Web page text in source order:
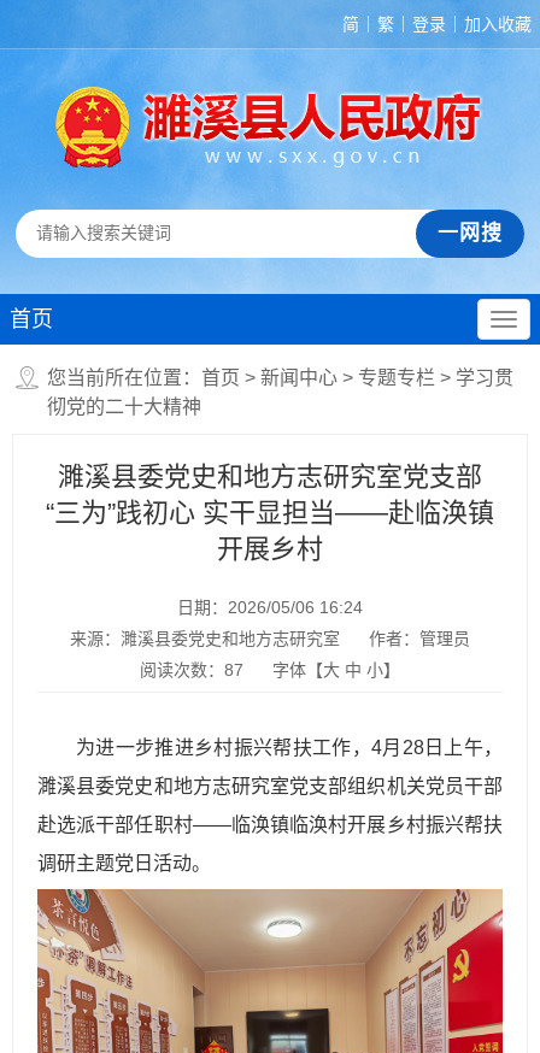
简 繁 登录 加入收藏
首页
您当前所在位置： 首页 > 新闻中心 > 专题专栏 > 学习贯
彻党的二十大精神
濉溪县委党史和地方志研究室党支部
“三为”践初心 实干显担当——赴临涣镇
开展乡村
日期：2026/05/06 16:24
来源：濉溪县委党史和地方志研究室
作者：管理员
阅读次数：87 字体【大 中 小】
为进一步推进乡村振兴帮扶工作，4月28日上午，
濉溪县委党史和地方志研究室党支部组织机关党员干部
赴选派干部任职村——临涣镇临涣村开展乡村振兴帮扶
调研主题党日活动。